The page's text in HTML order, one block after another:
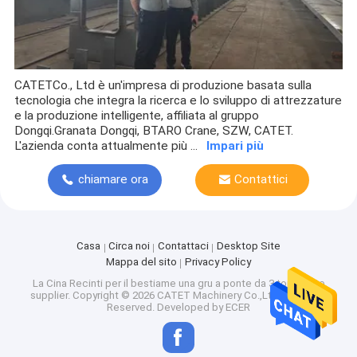
CATETCo., Ltd è un'impresa di produzione basata sulla
tecnologia che integra la ricerca e lo sviluppo di attrezzature
e la produzione intelligente, affiliata al gruppo
Dongqi.Granata Dongqi, BTARO Crane, SZW, CATET.
L'azienda conta attualmente più ...
Impari più
chiamare ora Contattici
Casa Circa noi Contattaci
Desktop Site
Mappa del sito
Privacy Policy
La Cina Recinti per il bestiame una gru a ponte da 3 tonnellate
supplier. Copyright © 2026 CATET Machinery Co.,Ltd. All Rights
Reserved. Developed by ECER